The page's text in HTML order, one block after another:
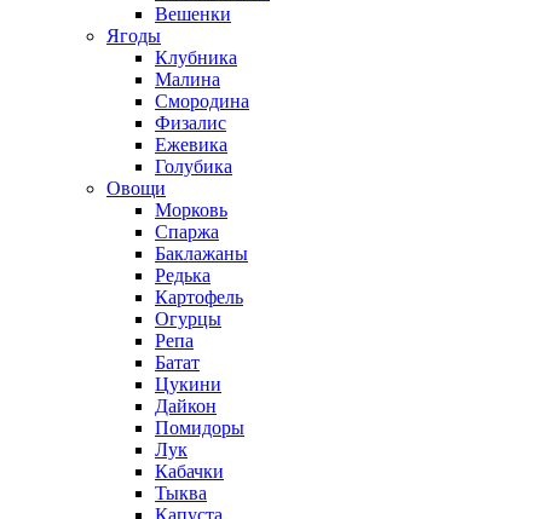
Вешенки
Ягоды
Клубника
Малина
Смородина
Физалис
Ежевика
Голубика
Овощи
Морковь
Спаржа
Баклажаны
Редька
Картофель
Огурцы
Репа
Батат
Цукини
Дайкон
Помидоры
Лук
Кабачки
Тыква
Капуста